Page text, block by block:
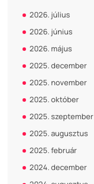
2026. július
2026. június
2026. május
2025. december
2025. november
2025. október
2025. szeptember
2025. augusztus
2025. február
2024. december